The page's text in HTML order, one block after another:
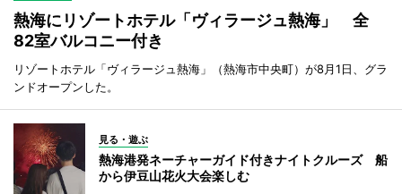
熱海にリゾートホテル「ヴィラージュ熱海」 全
82室バルコニー付き
リゾートホテル「ヴィラージュ熱海」（熱海市中央町）が8月1日、グラ
ンドオープンした。
見る・遊ぶ
熱海港発ネーチャーガイド付きナイトクルーズ 船
から伊豆山花火大会楽しむ